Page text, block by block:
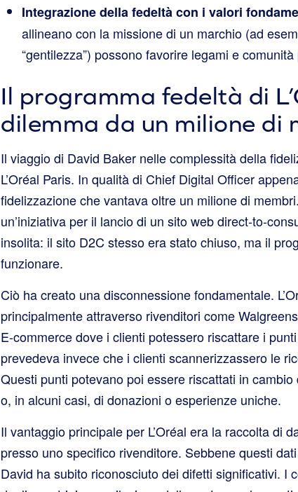
Integrazione della fedeltà con i valori
allineano con la missione di un marchio (ad
“gentilezza”) possono favorire legami e
Il programma fedeltà di
dilemma da un milione di
Il viaggio di David Baker nelle complessità della
L’Oréal Paris. In qualità di Chief Digital Officer
fidelizzazione che vantava oltre un milione di
un’iniziativa per il lancio di un sito web direct-to-
insolita: il sito D2C stesso era stato chiuso, ma il
funzionare.
Ciò ha creato una disconnessione fondamentale.
principalmente attraverso rivenditori come
E-commerce dove i clienti potessero riscattare i
prevedeva invece che i clienti scannerizzassero le
Questi punti potevano poi essere riscattati in
o, in alcuni casi, di donazioni o esperienze uniche.
Il vantaggio principale per L’Oréal era la raccolta di
presso uno specifico rivenditore. Sebbene questi
David ha subito riconosciuto dei difetti significativi. I